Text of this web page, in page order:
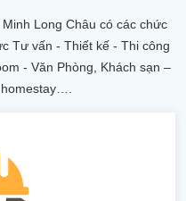
Long Châu có các chức
Tư vấn - Thiết kế - Thi công
- Văn Phòng, Khách sạn –